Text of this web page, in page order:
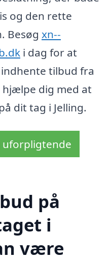
og den rette
Besøg xn--
i dag for at
tilbud fra
dig med at
dit tag i Jelling.
uforpligtende
på
i
være